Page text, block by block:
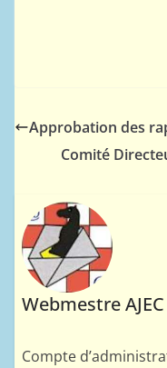
Approbation des
Comité
Webmestre AJEC
Compte